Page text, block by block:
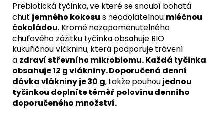
Prebiotická tyčinka, ve které se snoubí bohatá
chuť jemného kokosu s neodolatelnou mléčnou
čokoládou. Kromě nezapomenutelného
chuťového zážitku tyčinka obsahuje BIO
kukuřičnou vlákninu, která podporuje trávení
a zdraví střevního mikrobiomu. Každá tyčinka
obsahuje 12 g vlákniny. Doporučená denní
dávka vlákniny je 30 g, takže pouhoujednou
tyčinkou doplníte téměř polovinu denního
doporučeného množství.